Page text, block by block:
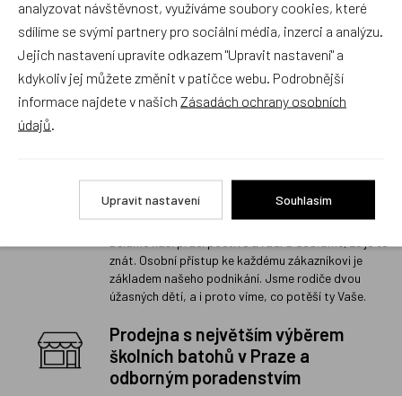
1
Rodinný český obchod s 20 letou
tradicí
znát. Osobní přístup ke každému zákazníkovi je
základem našeho podnikání. Jsme rodiče dvou
úžasných dětí, a i proto víme, co potěší ty Vaše.
Prodejna s největším výběrem
školních batohů v Praze a
odborným poradenstvím
analyzovat návštěvnost, využíváme soubory cookies, které
sdílíme se svými partnery pro sociální média, inzerci a analýzu.
Jejich nastavení upravíte odkazem "Upravit nastavení" a
kdykoliv jej můžete změnit v patičce webu. Podrobnější
informace najdete v našich Zásadách ochrany osobních
údajů
Upravit nastavení Souhlasím